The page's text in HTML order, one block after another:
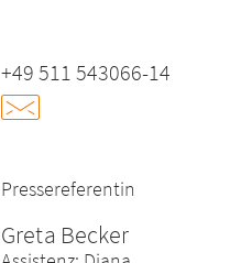
+49 511 543066-14
Pressereferentin
Greta Becker